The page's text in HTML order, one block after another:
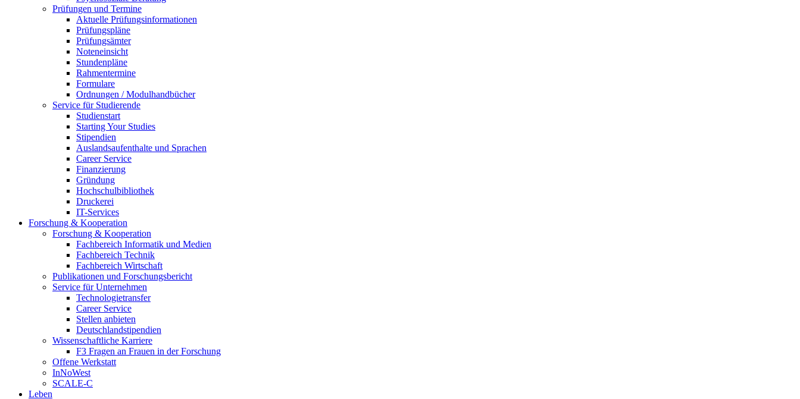
Prüfungen und Termine
Aktuelle Prüfungsinformationen
Prüfungspläne
Prüfungsämter
Noteneinsicht
Stundenpläne
Rahmentermine
Formulare
Ordnungen / Modulhandbücher
Service für Studierende
Studienstart
Starting Your Studies
Stipendien
Auslandsaufenthalte und Sprachen
Career Service
Finanzierung
Gründung
Hochschulbibliothek
Druckerei
IT-Services
Forschung & Kooperation
Forschung & Kooperation
Fachbereich Informatik und Medien
Fachbereich Technik
Fachbereich Wirtschaft
Publikationen und Forschungsbericht
Service für Unternehmen
Technologietransfer
Career Service
Stellen anbieten
Deutschlandstipendien
Wissenschaftliche Karriere
F3 Fragen an Frauen in der Forschung
Offene Werkstatt
InNoWest
SCALE-C
Leben